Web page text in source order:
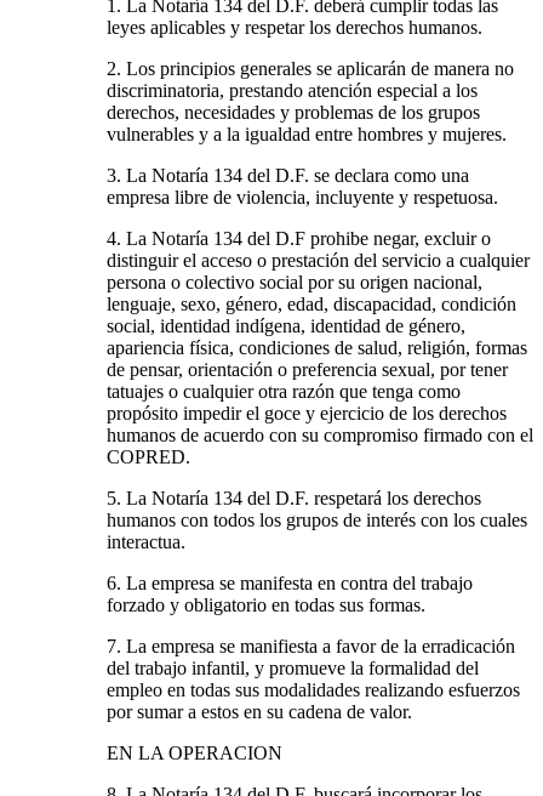
1. La Notaría 134 del D.F. deberá cumplir todas las
leyes aplicables y respetar los derechos humanos.
2. Los principios generales se aplicarán de manera no
discriminatoria, prestando atención especial a los
derechos, necesidades y problemas de los grupos
vulnerables y a la igualdad entre hombres y mujeres.
3. La Notaría 134 del D.F. se declara como una
empresa libre de violencia, incluyente y respetuosa.
4. La Notaría 134 del D.F prohibe negar, excluir o
distinguir el acceso o prestación del servicio a cualquier
persona o colectivo social por su origen nacional,
lenguaje, sexo, género, edad, discapacidad, condición
social, identidad indígena, identidad de género,
apariencia física, condiciones de salud, religión, formas
de pensar, orientación o preferencia sexual, por tener
tatuajes o cualquier otra razón que tenga como
propósito impedir el goce y ejercicio de los derechos
humanos de acuerdo con su compromiso firmado con el
COPRED.
5. La Notaría 134 del D.F. respetará los derechos
humanos con todos los grupos de interés con los cuales
interactua.
6. La empresa se manifesta en contra del trabajo
forzado y obligatorio en todas sus formas.
7. La empresa se manifiesta a favor de la erradicación
del trabajo infantil, y promueve la formalidad del
empleo en todas sus modalidades realizando esfuerzos
por sumar a estos en su cadena de valor.
EN LA OPERACION